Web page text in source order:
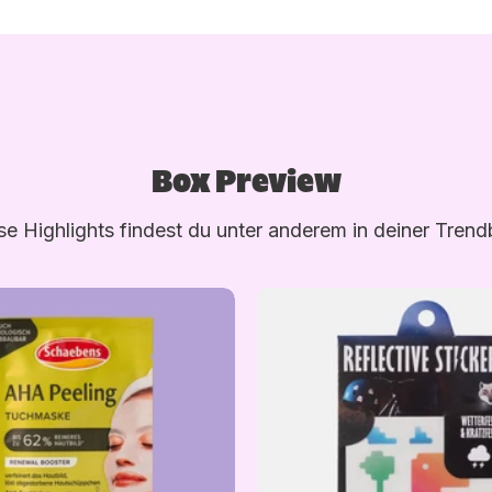
Box Preview
Highlights findest du unter anderem in deiner